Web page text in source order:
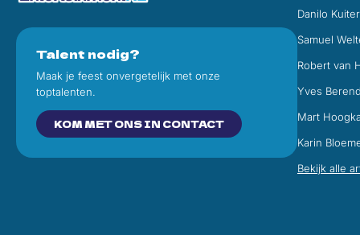
Talent nodig?
Maak je feest onvergetelijk met onze
toptalenten.
KOM MET ONS IN CONTACT
Danilo
Samuel
Robert van
Yves
Mart
Karin
Bekijk alle